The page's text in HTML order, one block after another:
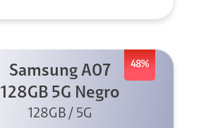
48%
Samsung A07
128GB 5G Negro
128GB / 5G